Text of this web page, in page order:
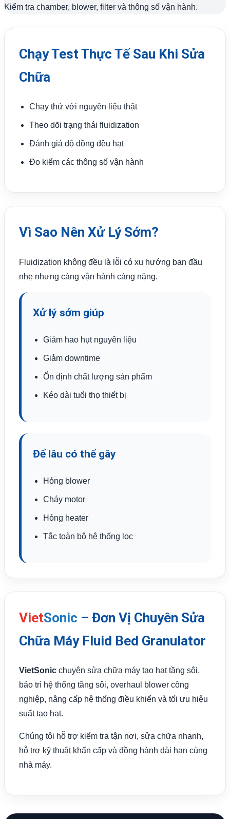
Kiểm tra chamber, blower, filter và thông số vận hành.
Chạy Test Thực Tế Sau Khi Sửa
Chữa
Chạy thử với nguyên liệu thật
Theo dõi trạng thái fluidization
Đánh giá độ đồng đều hạt
Đo kiểm các thông số vận hành
Vì Sao Nên Xử Lý Sớm?
Fluidization không đều là lỗi có xu hướng ban đầu
nhẹ nhưng càng vận hành càng nặng.
Xử lý sớm giúp
Giảm hao hụt nguyên liệu
Giảm downtime
Ổn định chất lượng sản phẩm
Kéo dài tuổi thọ thiết bị
Để lâu có thể gây
Hỏng blower
Cháy motor
Hỏng heater
Tắc toàn bộ hệ thống lọc
VietSonic – Đơn Vị Chuyên Sửa
Chữa Máy Fluid Bed Granulator
VietSonic chuyên sửa chữa máy tạo hạt tầng sôi,
bảo trì hệ thống tầng sôi, overhaul blower công
nghiệp, nâng cấp hệ thống điều khiển và tối ưu hiệu
suất tạo hạt.
Chúng tôi hỗ trợ kiểm tra tận nơi, sửa chữa nhanh,
hỗ trợ kỹ thuật khẩn cấp và đồng hành dài hạn cùng
nhà máy.